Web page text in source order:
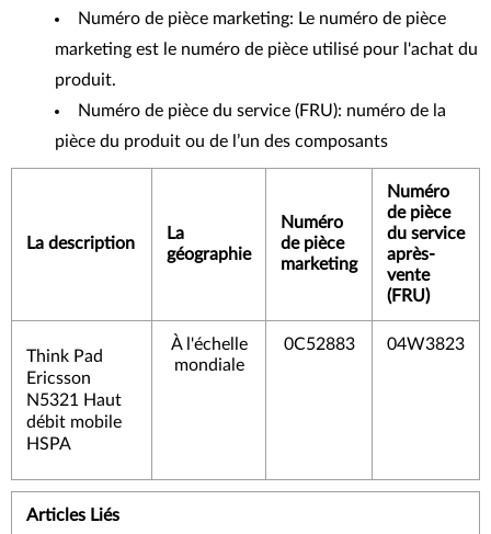
Numéro de pièce marketing: Le numéro de pièce
marketing est le numéro de pièce utilisé pour l'achat du
produit.
Numéro de pièce du service (FRU): numéro de la
pièce du produit ou de l’un des composants
La description
La
géographie
Numéro
de pièce
marketing
Numéro
de pièce
du service
après-
vente
(FRU)
Think Pad
Ericsson
N5321 Haut
débit mobile
HSPA
À l'échelle
mondiale
0C52883 04W3823
Articles Liés